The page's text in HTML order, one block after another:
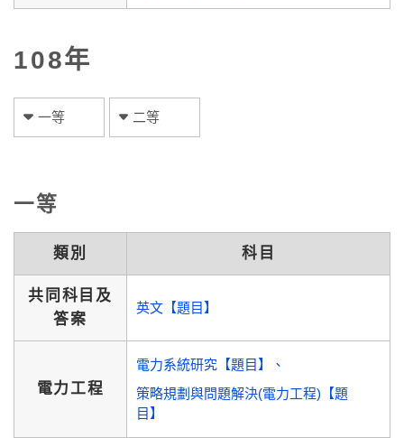
108年
一等 二等
一等
類別 科目
共同科目及
答案
英文【題目】
電力工程
電力系統研究【題目】
策略規劃與問題解決(電力工程)【題
目】